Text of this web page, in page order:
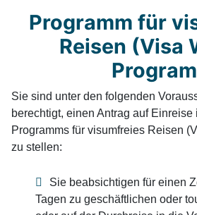
Programm für
Reisen (Visa
Sie sind unter den folgenden
berechtigt, einen Antrag auf
Programms für visumfreies Reisen
zu stellen:
Sie beabsichtigen für einen
Tagen zu geschäftlichen oder